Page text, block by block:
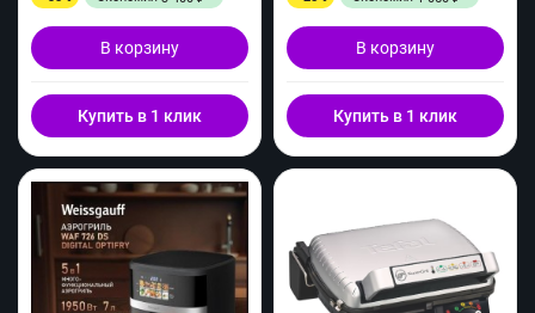
В корзину
Купить в 1 клик
В корзину
Купить в 1 клик